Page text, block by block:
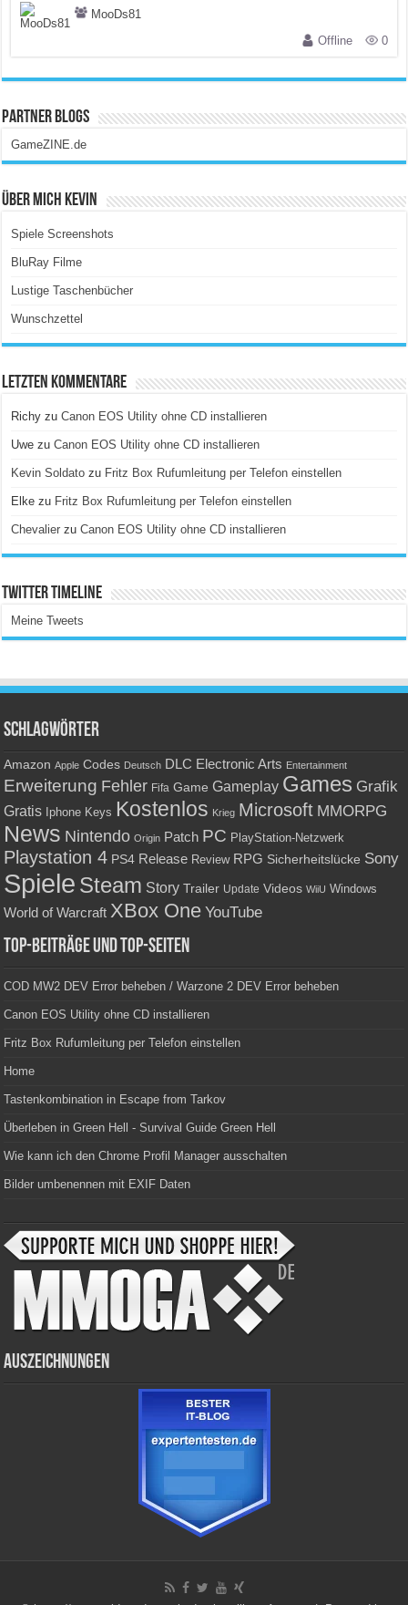
MooDs81
Offline
0
Partner Blogs
GameZINE.de
Über Mich Kevin
Spiele Screenshots
BluRay Filme
Lustige Taschenbücher
Wunschzettel
Letzten Kommentare
Richy zuCanon EOS Utility ohne CD installieren
Uwe zuCanon EOS Utility ohne CD installieren
Kevin Soldato zu Fritz Box Rufumleitung per Telefon einstellen
Elke zu Fritz Box Rufumleitung per Telefon einstellen
Chevalier zuCanon EOS Utility ohne CD installieren
Twitter Timeline
Meine Tweets
Schlagwörter
Amazon Apple Codes Deutsch DLC Electronic Arts Entertainment
Erweiterung Fehler Fifa Game Gameplay Games Grafik
Gratis Iphone Keys Kostenlos Krieg Microsoft MMORPG
News Nintendo Origin Patch PC PlayStation-Netzwerk
Playstation 4 PS4 Release Review RPG Sicherheitslücke Sony
Spiele Steam Story Trailer Update Videos WiiU Windows
World of Warcraft XBox One YouTube
Top-Beiträge und Top-Seiten
COD MW2 DEV Error beheben / Warzone 2 DEV Error beheben
Canon EOS Utility ohne CD installieren
Fritz Box Rufumleitung per Telefon einstellen
Home
Tastenkombination in Escape from Tarkov
Überleben in Green Hell - Survival Guide Green Hell
Wie kann ich den Chrome Profil Manager ausschalten
Bilder umbenennen mit EXIF Daten
Auszeichnungen